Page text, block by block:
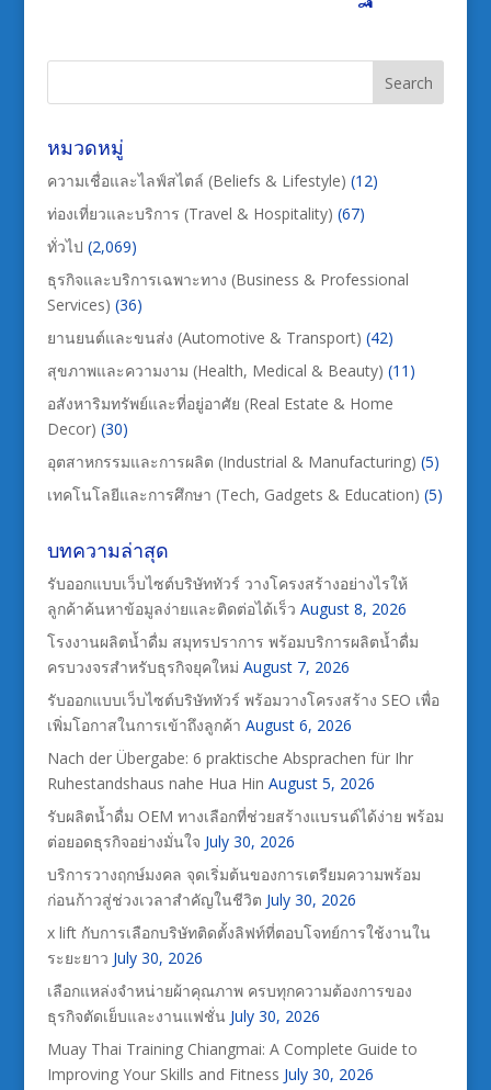
หมวดหมู่
ความเชื่อและไลฟ์สไตล์ (Beliefs & Lifestyle) (12)
ท่องเที่ยวและบริการ (Travel & Hospitality) (67)
ทั่วไป (2,069)
ธุรกิจและบริการเฉพาะทาง (Business & Professional
Services) (36)
ยานยนต์และขนส่ง (Automotive & Transport) (42)
สุขภาพและความงาม (Health, Medical & Beauty) (11)
อสังหาริมทรัพย์และที่อยู่อาศัย (Real Estate & Home
Decor) (30)
อุตสาหกรรมและการผลิต (Industrial & Manufacturing) (5)
เทคโนโลยีและการศึกษา (Tech, Gadgets & Education) (5)
บทความล่าสุด
รับออกแบบเว็บไซต์บริษัททัวร์ วางโครงสร้างอย่างไรให้
ลูกค้าค้นหาข้อมูลง่ายและติดต่อได้เร็ว August 8, 2026
โรงงานผลิตน้ำดื่ม สมุทรปราการ พร้อมบริการผลิตน้ำดื่ม
ครบวงจรสำหรับธุรกิจยุคใหม่ August 7, 2026
รับออกแบบเว็บไซต์บริษัททัวร์ พร้อมวางโครงสร้าง SEO เพื่อ
เพิ่มโอกาสในการเข้าถึงลูกค้า August 6, 2026
Nach der Übergabe: 6 praktische Absprachen für Ihr
Ruhestandshaus nahe Hua Hin August 5, 2026
รับผลิตน้ำดื่ม OEM ทางเลือกที่ช่วยสร้างแบรนด์ได้ง่าย พร้อม
ต่อยอดธุรกิจอย่างมั่นใจ July 30, 2026
บริการวางฤกษ์มงคล จุดเริ่มต้นของการเตรียมความพร้อม
ก่อนก้าวสู่ช่วงเวลาสำคัญในชีวิต July 30, 2026
x lift กับการเลือกบริษัทติดตั้งลิฟท์ที่ตอบโจทย์การใช้งานใน
ระยะยาว July 30, 2026
เลือกแหล่งจำหน่ายผ้าคุณภาพ ครบทุกความต้องการของ
ธุรกิจตัดเย็บและงานแฟชั่น July 30, 2026
Muay Thai Training Chiangmai: A Complete Guide to
Improving Your Skills and Fitness July 30, 2026